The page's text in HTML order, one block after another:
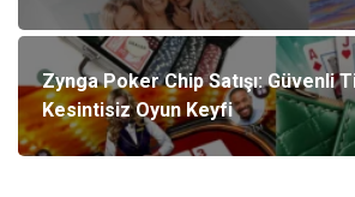
Zynga Poker Chip Satışı: Güvenli
Kesintisiz Oyun Keyfi